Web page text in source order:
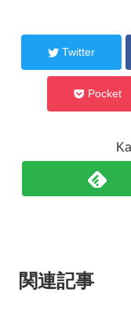
Twitter
Pocket
関連記事